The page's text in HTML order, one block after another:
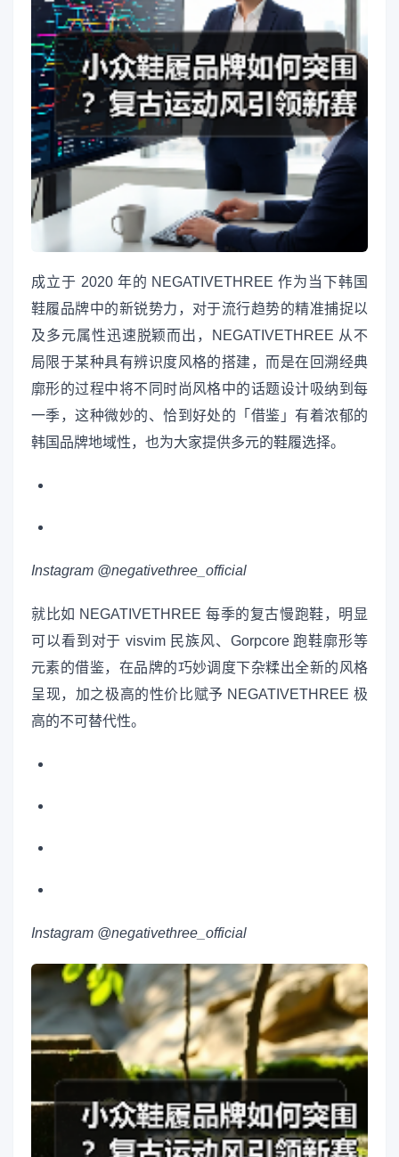
成立于 2020 年的 NEGATIVETHREE 作为当下韩国
鞋履品牌中的新锐势力，对于流行趋势的精准捕捉以
及多元属性迅速脱颖而出，NEGATIVETHREE 从不
局限于某种具有辨识度风格的搭建，而是在回溯经典
廓形的过程中将不同时尚风格中的话题设计吸纳到每
一季，这种微妙的、恰到好处的「借鉴」有着浓郁的
韩国品牌地域性，也为大家提供多元的鞋履选择。
Instagram @negativethree_official
就比如 NEGATIVETHREE 每季的复古慢跑鞋，明显
可以看到对于 visvim 民族风、Gorpcore 跑鞋廓形等
元素的借鉴，在品牌的巧妙调度下杂糅出全新的风格
呈现，加之极高的性价比赋予 NEGATIVETHREE 极
高的不可替代性。
Instagram @negativethree_official